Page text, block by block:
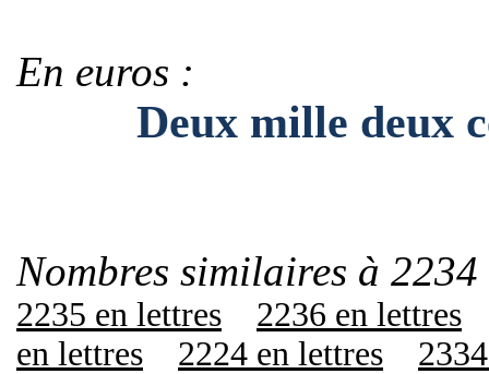
En euros :
Deux mille deux
Nombres similaires à
2235 en lettres
2236 en lettres
en lettres
2224 en lettres